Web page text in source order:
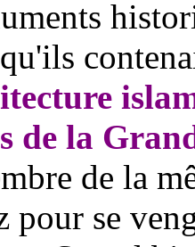
de la
de la
se